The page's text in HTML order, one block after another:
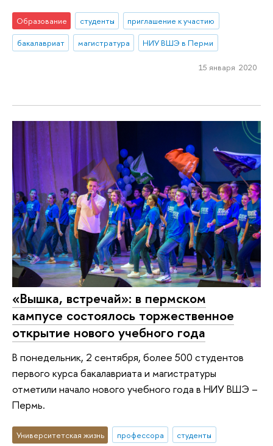
Образование студенты
приглашение к участию
бакалавриат
магистратура НИУ ВШЭ в Перми
15 января 2020
«Вышка, встречай»: в пермском
кампусе состоялось торжественное
открытие нового учебного года
В понедельник, 2 сентября, более 500 студентов
первого курса бакалавриата и магистратуры
отметили начало нового учебного года в НИУ ВШЭ –
Пермь.
Университетская жизнь профессора
студенты